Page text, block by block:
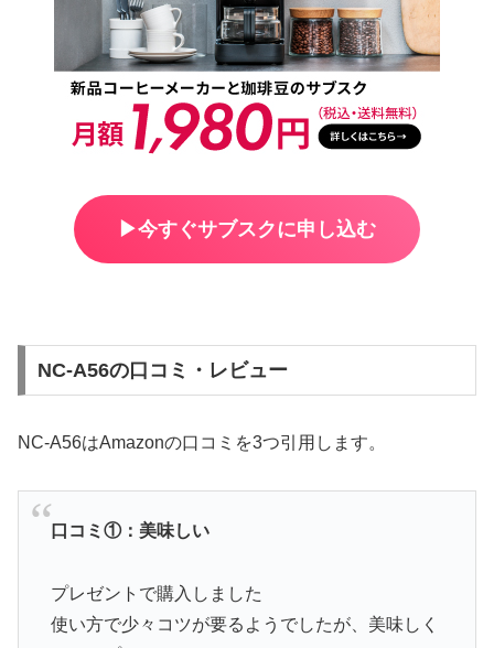
▶︎今すぐサブスクに申し込む
NC-A56の口コミ・レビュー
NC-A56はAmazonの口コミを3つ引用します。
口コミ①：美味しい
プレゼントで購入しました
使い方で少々コツが要るようでしたが、美味しく